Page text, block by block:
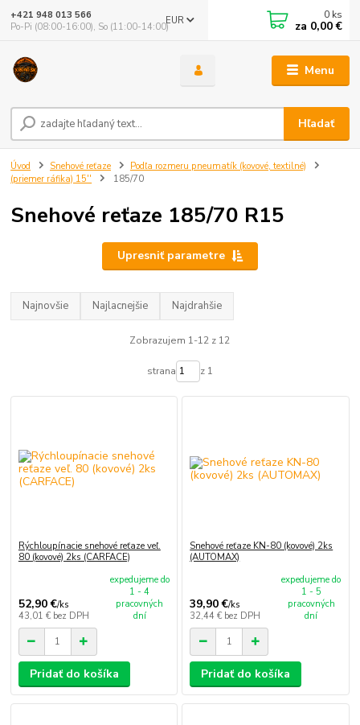
Menu
EUR
Hľadať
+421 948 013 566
Po-Pi (08:00-16:00), So (11:00-14:00)
0 ks
za 0,00 €
Úvod Snehové reťaze
Podľa rozmeru pneumatík (kovové, textilné)
(priemer ráfika) 15''
185/70
Snehové reťaze 185/70 R15
Upresniť parametre
Najnovšie Najlacnejšie Najdrahšie
Zobrazujem 1-12 z 12
strana z 1
Rýchloupínacie snehové reťaze veľ.
80 (kovové) 2ks (CARFACE)
52,90 €/ks
43,01 € bez DPH
expedujeme do
1 - 4
pracovných
dní
Pridať do košíka
Snehové reťaze KN-80 (kovové) 2ks
(AUTOMAX)
39,90 €/ks
32,44 € bez DPH
expedujeme do
1 - 5
pracovných
dní
Pridať do košíka